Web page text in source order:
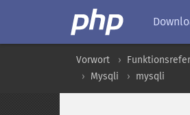
Vorwort
Mysqli
mysqli